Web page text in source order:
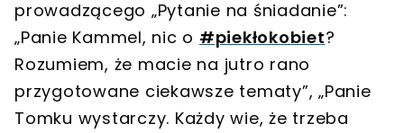
prowadzącego „Pytanie na śniadanie”:
„Panie Kammel, nic o #piekłokobiet?
Rozumiem, że macie na jutro rano
przygotowane ciekawsze tematy”, „Panie
Tomku wystarczy. Każdy wie, że trzeba